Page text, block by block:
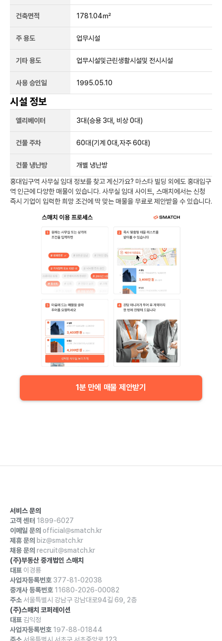
건축면적 1781.04㎡
주 용도 업무시설
기타 용도 업무시설및근린생활시설및 전시시설
사용 승인일 1995.05.10
시설 정보
엘리베이터 3대(승용 3대, 비상 0대)
건물 주차 60대(기계 0대,자주 60대)
건물 냉난방 개별 냉난방
홍대입구역 사무실 임대 정보를 찾고 계신가요? 마스타 빌딩 외에도 홍대입구
역 인근에 다양한 매물이 있습니다. 사무실 임대 사이트, 스매치에서는 신청
즉시 기업이 입력한 희망 조건에 딱 맞는 매물을 무료로 제안받을 수 있습니다.
1분 만에 매물 제안받기
서비스 문의
고객 센터 1899-6027
이메일 문의 official@smatch.kr
제휴 문의 biz@smatch.kr
채용 문의 recruit@smatch.kr
(주)부동산 중개법인 스매치
대표 이경룡
사업자등록번호 377-81-02038
중개사 등록번호 11680-2026-00082
주소 서울특별시 강남구 강남대로94길 69, 2층
(주)스매치 코퍼레이션
대표 김익정
사업자등록번호 197-88-01844
주소 서울특별시 서초구 서초중앙로 123